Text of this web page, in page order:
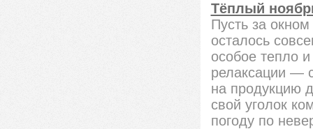
Тёплый
Пусть за
осталось
особое тепло
релаксации —
на продукцию
свой уголок
погоду по